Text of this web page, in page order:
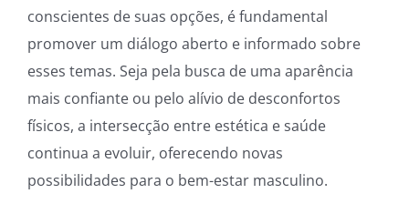
conscientes de suas opções, é fundamental
promover um diálogo aberto e informado sobre
esses temas. Seja pela busca de uma aparência
mais confiante ou pelo alívio de desconfortos
físicos, a intersecção entre estética e saúde
continua a evoluir, oferecendo novas
possibilidades para o bem-estar masculino.